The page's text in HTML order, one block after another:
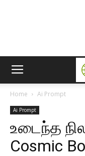
Home Ai Prompt
Ai Prompt
உடைந்த
Cosmic